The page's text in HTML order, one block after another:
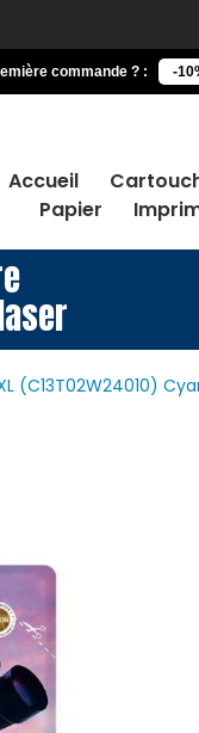
commande ? : -
Accueil
Papier
(C13T02W24010)